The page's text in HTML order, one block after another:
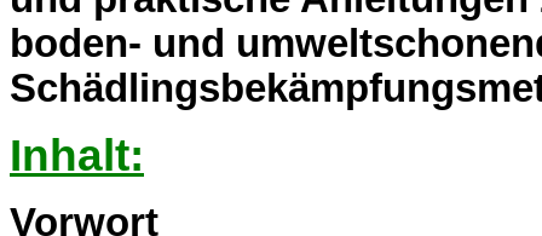
boden- und
Inhalt:
Vorwort